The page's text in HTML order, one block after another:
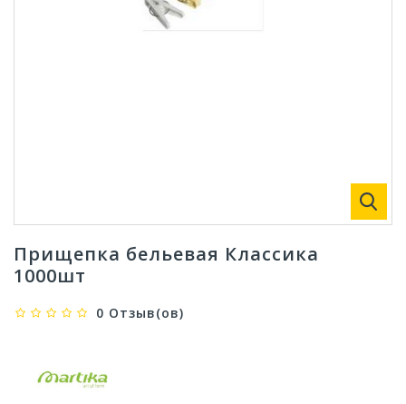
Прищепка бельевая Классика
1000шт
0 Отзыв(ов)